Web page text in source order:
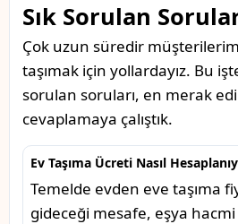
Sık Sorulan
Çok uzun süredir
taşımak için yollardayız. Bu
sorulan soruları, en merak
cevaplamaya çalıştık.
Ev Taşıma Ücreti Nasıl
Temelde evden eve taşıma
gideceği mesafe, eşya